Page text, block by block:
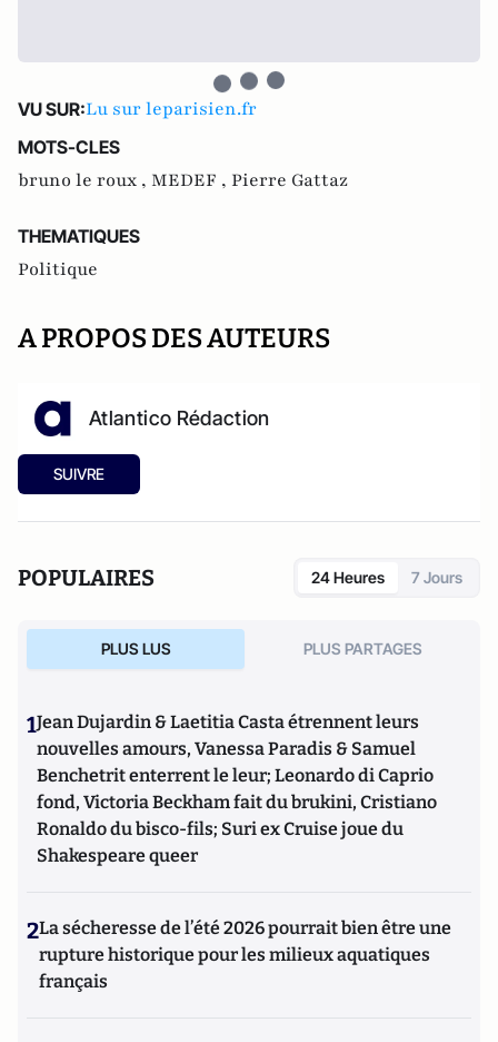
VU SUR:Lu sur leparisien.fr
MOTS-CLES
bruno le roux , MEDEF , Pierre Gattaz
THEMATIQUES
Politique
A PROPOS DES AUTEURS
Atlantico Rédaction
SUIVRE
POPULAIRES 24 Heures 7 Jours
PLUS LUS PLUS PARTAGES
1Jean Dujardin & Laetitia Casta étrennent leurs
nouvelles amours, Vanessa Paradis & Samuel
Benchetrit enterrent le leur; Leonardo di Caprio
fond, Victoria Beckham fait du brukini, Cristiano
Ronaldo du bisco-fils; Suri ex Cruise joue du
Shakespeare queer
2La sécheresse de l’été 2026 pourrait bien être une
rupture historique pour les milieux aquatiques
français